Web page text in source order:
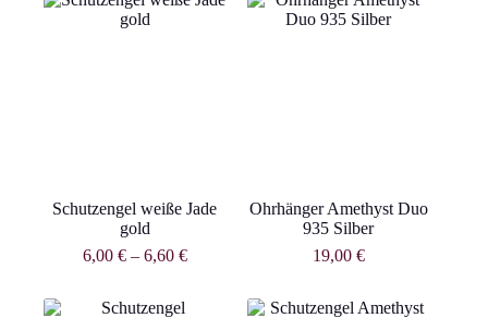
Schutzengel weiße Jade
gold
6,00 €– 6,60 €
Ohrhänger Amethyst Duo
935 Silber
19,00 €